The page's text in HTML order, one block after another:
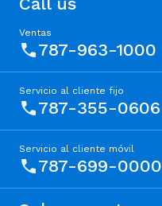
Ventas
787-963-1000
Servicio al cliente fijo
787-355-0606
Servicio al cliente móvil
787-699-0000